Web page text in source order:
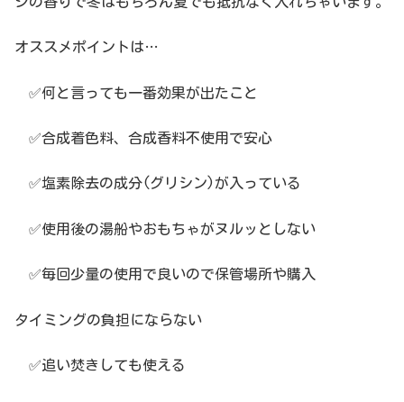
オススメポイントは…
✅何と言っても一番効果が出たこと
✅合成着色料、合成香料不使用で安心
✅塩素除去の成分(グリシン)が入っている
✅使用後の湯船やおもちゃがヌルッとしない
✅毎回少量の使用で良いので保管場所や購入
タイミングの負担にならない
✅追い焚きしても使える